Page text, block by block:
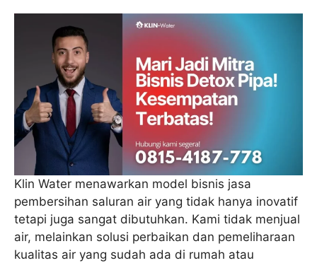
Klin Water menawarkan model bisnis jasa
pembersihan saluran air yang tidak hanya inovatif
tetapi juga sangat dibutuhkan. Kami tidak menjual
air, melainkan solusi perbaikan dan pemeliharaan
kualitas air yang sudah ada di rumah atau